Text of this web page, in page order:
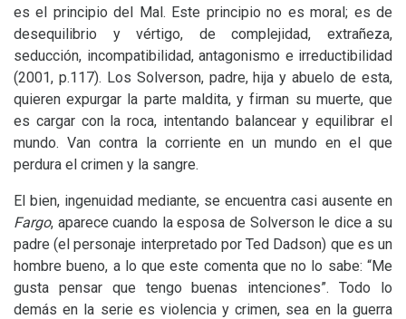
es el principio del Mal. Este principio no es moral; es de
desequilibrio y vértigo, de complejidad, extrañeza,
seducción, incompatibilidad, antagonismo e irreductibilidad
(2001, p.117). Los Solverson, padre, hija y abuelo de esta,
quieren expurgar la parte maldita, y firman su muerte, que
es cargar con la roca, intentando balancear y equilibrar el
mundo. Van contra la corriente en un mundo en el que
perdura el crimen y la sangre.
El bien, ingenuidad mediante, se encuentra casi ausente en
Fargo, aparece cuando la esposa de Solverson le dice a su
padre (el personaje interpretado por Ted Dadson) que es un
hombre bueno, a lo que este comenta que no lo sabe: “Me
gusta pensar que tengo buenas intenciones”. Todo lo
demás en la serie es violencia y crimen, sea en la guerra